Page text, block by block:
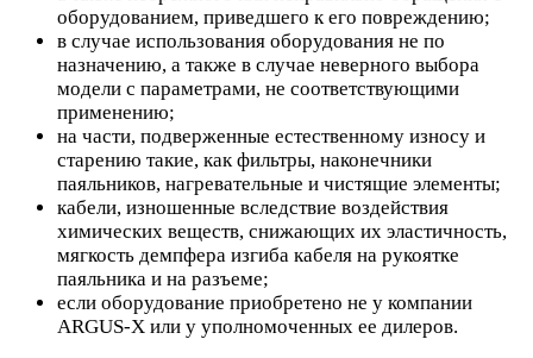
оборудованием, приведшего к его повреждению;
в случае использования оборудования не по
назначению, а также в случае неверного выбора
модели с параметрами, не соответствующими
применению;
на части, подверженные естественному износу и
старению такие, как фильтры, наконечники
паяльников, нагревательные и чистящие элементы;
кабели, изношенные вследствие воздействия
химических веществ, снижающих их эластичность,
мягкость демпфера изгиба кабеля на рукоятке
паяльника и на разъеме;
если оборудование приобретено не у компании
ARGUS-X или у уполномоченных ее дилеров.